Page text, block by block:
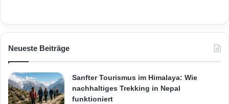
Neueste Beiträge
Sanfter Tourismus im Himalaya: Wie
nachhaltiges Trekking in Nepal
funktioniert